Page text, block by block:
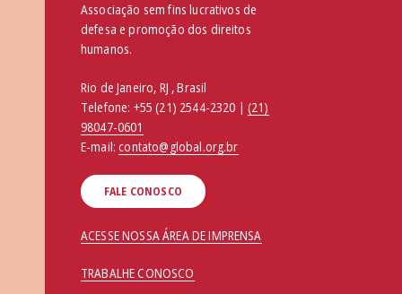
Associação sem fins lucrativos de
defesa e promoção dos direitos
humanos.
Rio de Janeiro, RJ , Brasil
Telefone: +55 (21) 2544-2320 | (21)
98047-0601
E-mail:contato@global.org.br
FALE CONOSCO
ACESSE NOSSA ÁREA DE IMPRENSA
TRABALHE CONOSCO